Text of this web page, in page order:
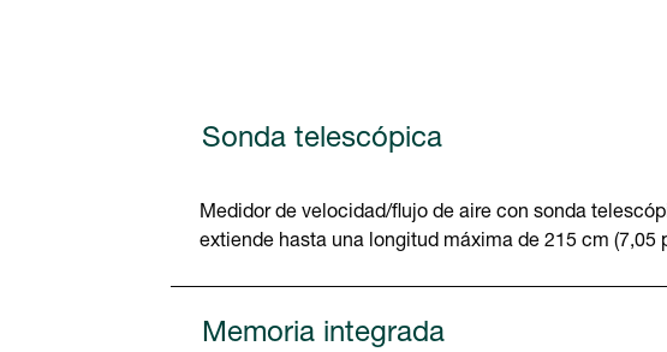
Sonda telescópica
Medidor de velocidad/flujo de aire con sonda
extiende hasta una longitud máxima de 215 cm (7,05
Memoria integrada